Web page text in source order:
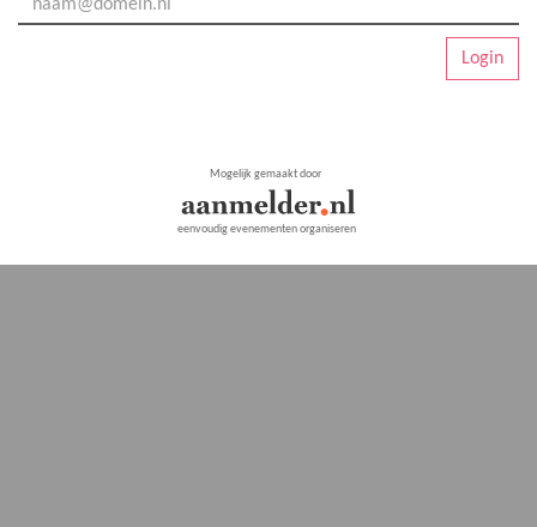
Login
Mogelijk gemaakt door
eenvoudig evenementen organiseren